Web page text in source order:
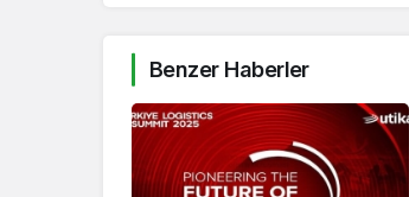
Benzer Haberler